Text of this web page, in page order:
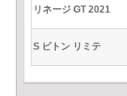
リネージ GT 2021
S ビトン リミテ